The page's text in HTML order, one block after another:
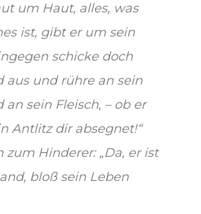
um Haut, alles, was
ist, gibt er um sein
schicke doch
aus und rühre an sein
an sein Fleisch, – ob er
Antlitz dir absegnet!“
zum Hinderer: „Da, er ist
bloß sein Leben